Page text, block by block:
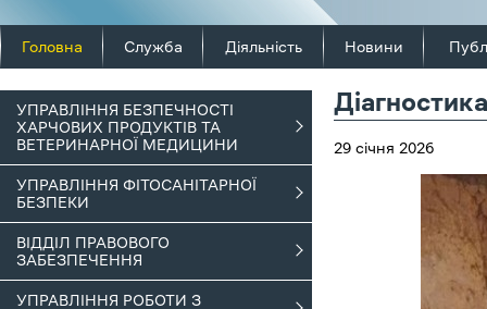
Головна Служба Діяльність Новини
УПРАВЛІННЯ БЕЗПЕЧНОСТІ
ХАРЧОВИХ ПРОДУКТІВ ТА
ВЕТЕРИНАРНОЇ МЕДИЦИНИ
УПРАВЛІННЯ ФІТОСАНІТАРНОЇ
БЕЗПЕКИ
ВІДДІЛ ПРАВОВОГО
ЗАБЕЗПЕЧЕННЯ
УПРАВЛІННЯ РОБОТИ З
29 січня 2026